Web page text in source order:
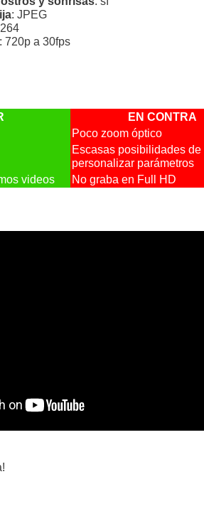
: JPEG
: 720p a 30fps
EN CONTRA
Poco zoom óptico
Escasas posibilidades de
personalizar parámetros
videos
No graba en Full HD